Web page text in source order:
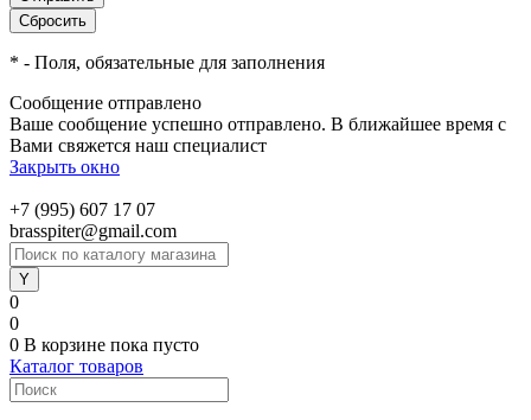
* - Поля, обязательные для заполнения
Сообщение отправлено
Ваше сообщение успешно отправлено. В ближайшее время с
Вами свяжется наш специалист
Закрыть окно
+7 (995) 607 17 07
brasspiter@gmail.com
0
0
0 В корзине пока пусто
Каталог товаров